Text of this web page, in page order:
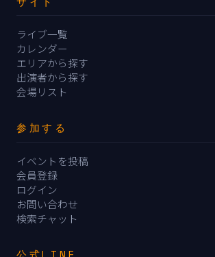
ライブ一覧
カレンダー
エリアから探す
出演者から探す
会場リスト
参加する
イベントを投稿
会員登録
ログイン
お問い合わせ
検索チャット